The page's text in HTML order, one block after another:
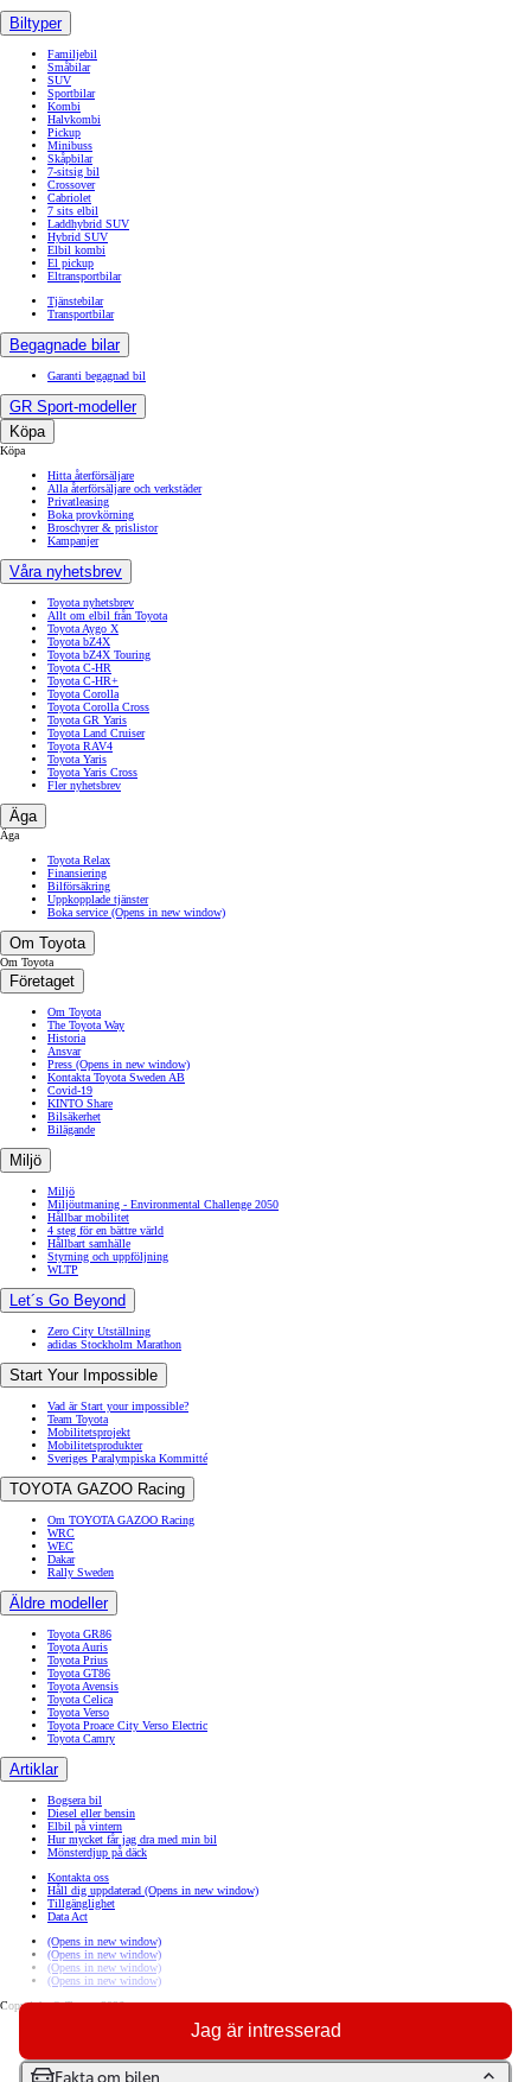
Jag är intresserad
Fakta om bilen
Biltyper
Familjebil
Småbilar
SUV
Sportbilar
Kombi
Halvkombi
Pickup
Minibuss
Skåpbilar
7-sitsig bil
Crossover
Cabriolet
7 sits elbil
Laddhybrid SUV
Hybrid SUV
Elbil kombi
El pickup
Eltransportbilar
Tjänstebilar
Transportbilar
Begagnade bilar
Garanti begagnad bil
GR Sport-modeller
Köpa
Köpa
Hitta återförsäljare
Alla återförsäljare och verkstäder
Privatleasing
Boka provkörning
Broschyrer & prislistor
Kampanjer
Våra nyhetsbrev
Toyota nyhetsbrev
Allt om elbil från Toyota
Toyota Aygo X
Toyota bZ4X
Toyota bZ4X Touring
Toyota C-HR
Toyota C-HR+
Toyota Corolla
Toyota Corolla Cross
Toyota GR Yaris
Toyota Land Cruiser
Toyota RAV4
Toyota Yaris
Toyota Yaris Cross
Fler nyhetsbrev
Äga
Äga
Toyota Relax
Finansiering
Bilförsäkring
Uppkopplade tjänster
Boka service (Opens in new window)
Om Toyota
Om Toyota
Företaget
Om Toyota
The Toyota Way
Historia
Ansvar
Press (Opens in new window)
Kontakta Toyota Sweden AB
Covid-19
KINTO Share
Bilsäkerhet
Bilägande
Miljö
Miljö
Miljöutmaning - Environmental Challenge 2050
Hållbar mobilitet
4 steg för en bättre värld
Hållbart samhälle
Styrning och uppföljning
WLTP
Let´s Go Beyond
Zero City Utställning
adidas Stockholm Marathon
Start Your Impossible
Vad är Start your impossible?
Team Toyota
Mobilitetsprojekt
Mobilitetsprodukter
Sveriges Paralympiska Kommitté
TOYOTA GAZOO Racing
Om TOYOTA GAZOO Racing
WRC
WEC
Dakar
Rally Sweden
Äldre modeller
Toyota GR86
Toyota Auris
Toyota Prius
Toyota GT86
Toyota Avensis
Toyota Celica
Toyota Verso
Toyota Proace City Verso Electric
Toyota Camry
Artiklar
Bogsera bil
Diesel eller bensin
Elbil på vintern
Hur mycket får jag dra med min bil
Mönsterdjup på däck
Kontakta oss
Håll dig uppdaterad (Opens in new window)
Tillgänglighet
Data Act
(Opens in new window)
(Opens in new window)
(Opens in new window)
(Opens in new window)
Copyright © Toyota 2026
Sammanställning av personuppgiftsbehandlingar